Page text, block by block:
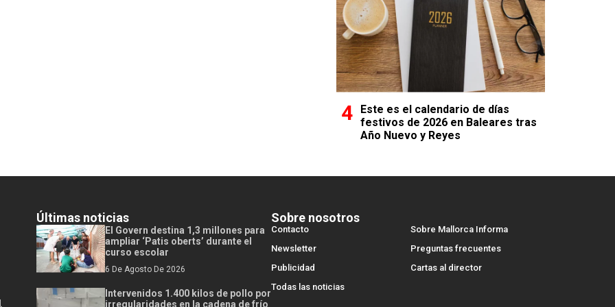
Este es el calendario de días
festivos de 2026 en Baleares tras
Año Nuevo y Reyes
Últimas noticias
El Govern destina 1,3 millones para
ampliar ‘Patis oberts’ durante el
curso escolar
6 De Agosto De 2026
Intervenidos 1.400 kilos de pollo por
irregularidades en la cadena de frío
Sobre nosotros
Contacto
Sobre Mallorca Informa
Newsletter
Preguntas frecuentes
Publicidad
Cartas al director
Todas las noticias